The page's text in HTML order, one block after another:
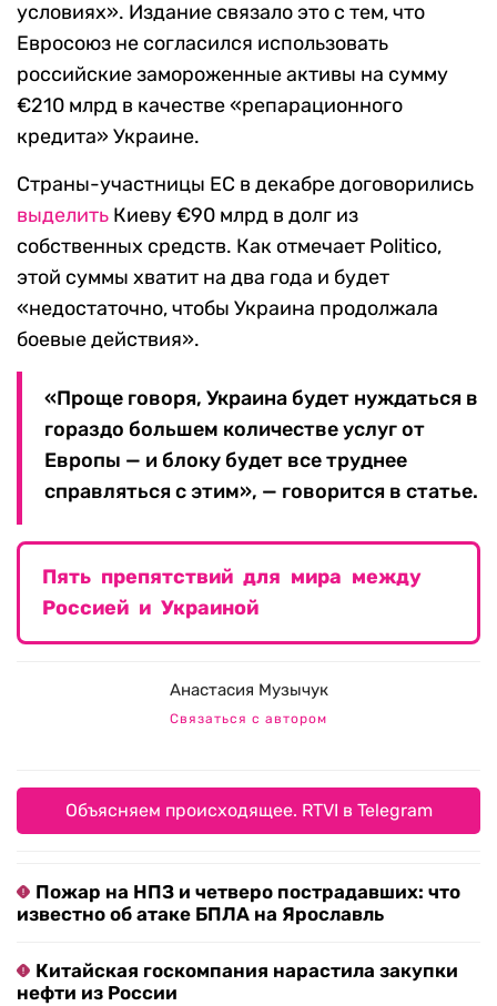
условиях». Издание связало это с тем, что
Евросоюз не согласился использовать
российские замороженные активы на сумму
€210 млрд в качестве «репарационного
кредита» Украине.
Страны-участницы ЕС в декабре договорились
выделить Киеву €90 млрд в долг из
собственных средств. Как отмечает Politico,
этой суммы хватит на два года и будет
«недостаточно, чтобы Украина продолжала
боевые действия».
«Проще говоря, Украина будет нуждаться в
гораздо большем количестве услуг от
Европы — и блоку будет все труднее
справляться с этим», — говорится в статье.
Пять препятствий для мира между
Россией и Украиной
Анастасия Музычук
Связаться с автором
Объясняем происходящее. RTVI в Telegram
Пожар на НПЗ и четверо пострадавших: что
известно об атаке БПЛА на Ярославль
Китайская госкомпания нарастила закупки
нефти из России